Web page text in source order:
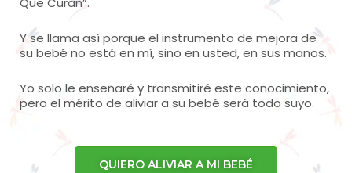
Y se llama así porque el instrumento de mejora de
su bebé no está en mí, sino en usted, en sus manos.
Yo solo le enseñaré y transmitiré este conocimiento,
pero el mérito de aliviar a su bebé será todo suyo.
QUIERO ALIVIAR A MI BEBÉ